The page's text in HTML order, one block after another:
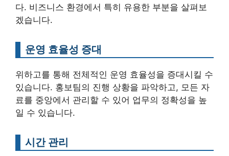
다. 비즈니스 환경에서 특히 유용한 부분을 살펴보
겠습니다.
운영 효율성 증대
위하고를 통해 전체적인 운영 효율성을 증대시킬 수
있습니다. 홍보팀의 진행 상황을 파악하고, 모든 자
료를 중앙에서 관리할 수 있어 업무의 정확성을 높
일 수 있습니다.
시간 관리